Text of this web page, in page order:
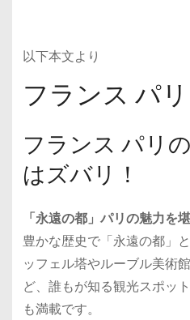
以下本文より
フランス パ
フランス パリ
はズバリ！
「永遠の都」パリの魅力を
豊かな歴史で「永遠の都」
ッフェル塔やルーブル美術
ど、誰もが知る観光スポッ
も満載です。